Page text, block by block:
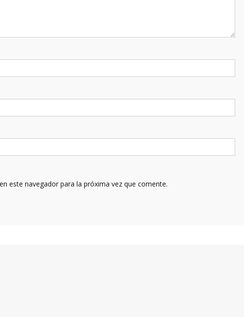
este navegador para la próxima vez que comente.